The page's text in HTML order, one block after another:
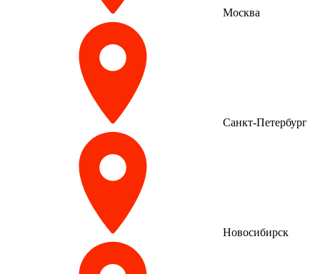
Москва
Санкт-Петербург
Новосибирск